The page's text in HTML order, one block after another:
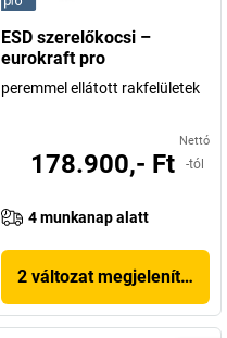
ESD szerelőkocsi –
eurokraft pro
peremmel ellátott rakfelületek
Nettó
178.900,- Ft -tól
4 munkanap alatt
2 változat megjelenítése